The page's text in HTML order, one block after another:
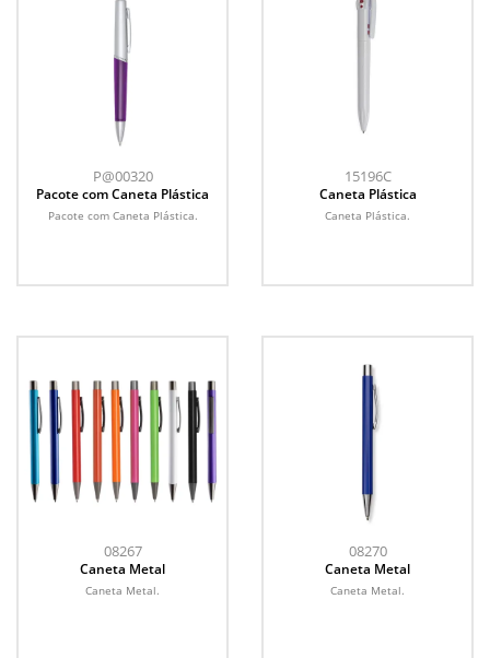
P@00320
Pacote com Caneta Plástica
Pacote com Caneta Plástica.
15196C
Caneta Plástica
Caneta Plástica.
08267
Caneta Metal
Caneta Metal.
08270
Caneta Metal
Caneta Metal.